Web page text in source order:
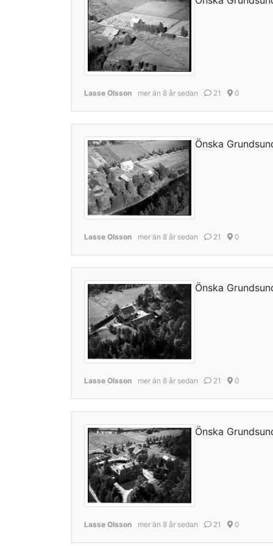
Lasse Olsson mer än 8 år sedan 21 0
Önska
Lasse Olsson mer än 8 år sedan 21 0
Önska
Lasse Olsson mer än 8 år sedan 21 0
Önska
Lasse Olsson mer än 8 år sedan 21 0